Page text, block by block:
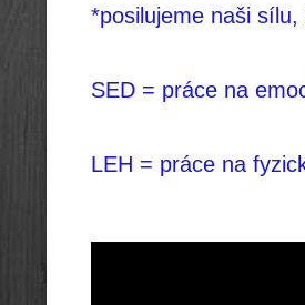
*posilujeme naši
SED = práce na
LEH = práce na